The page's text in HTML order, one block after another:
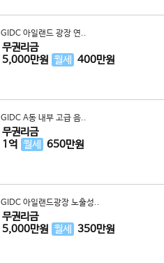
GIDC 아일랜드 광장 연..
무권리금
5,000만원 월세 400만원
GIDC A동 내부 고급 음..
무권리금
1 억 월세 650만원
GIDC 아일랜드광장 노출성..
무권리금
5,000만원 월세 350만원